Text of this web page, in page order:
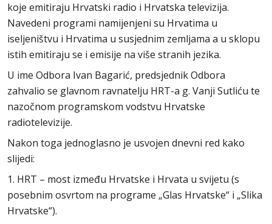
koje emitiraju Hrvatski radio i Hrvatska televizija.
Navedeni programi namijenjeni su Hrvatima u
iseljeništvu i Hrvatima u susjednim zemljama a u sklopu
istih emitiraju se i emisije na više stranih jezika.
U ime Odbora Ivan Bagarić, predsjednik Odbora
zahvalio se glavnom ravnatelju HRT-a g. Vanji Sutliću te
nazočnom programskom vodstvu Hrvatske
radiotelevizije.
Nakon toga jednoglasno je usvojen dnevni red kako
slijedi:
1. HRT – most između Hrvatske i Hrvata u svijetu (s
posebnim osvrtom na programe „Glas Hrvatske“ i „Slika
Hrvatske“).